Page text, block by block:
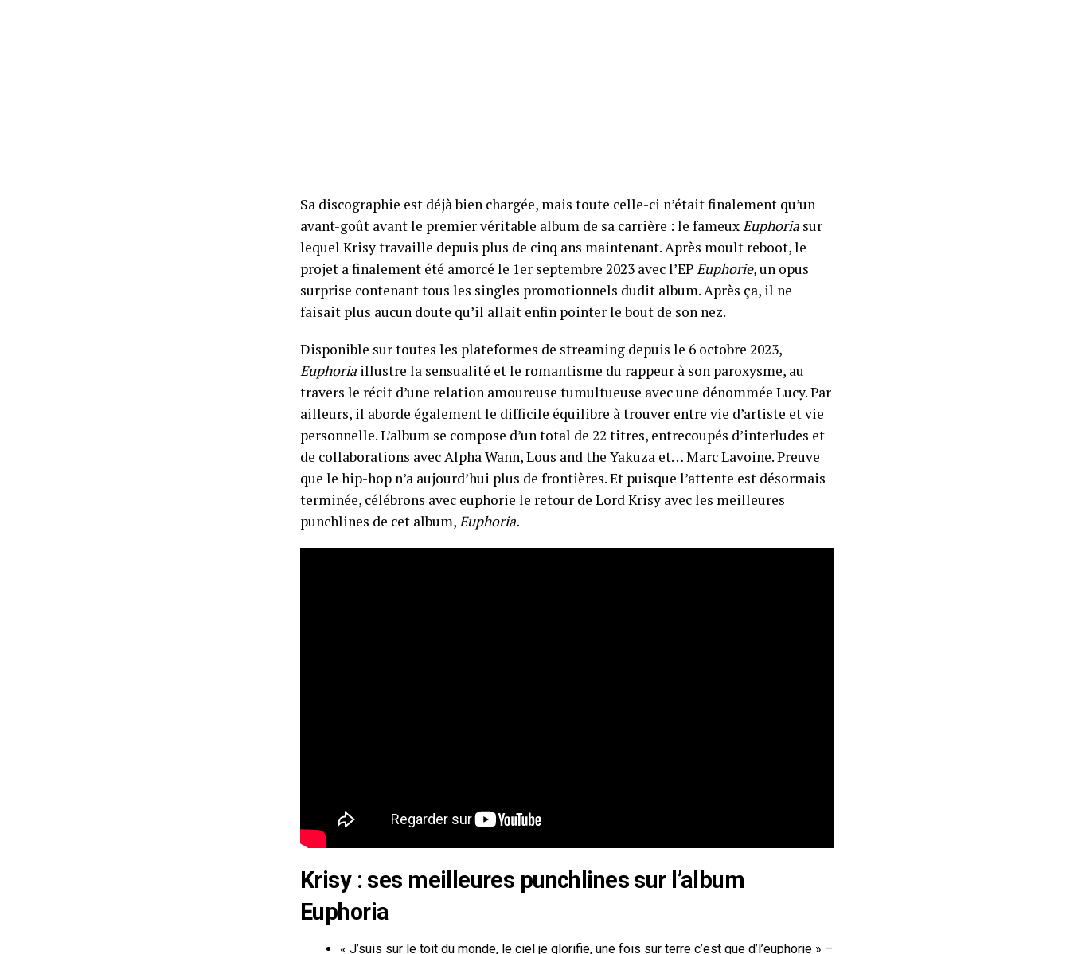
Sa discographie est déjà bien chargée, mais toute celle-ci n’était finalement qu’un
avant-goût avant le premier véritable album de sa carrière : le fameuxEuphoria sur
lequel Krisy travaille depuis plus de cinq ans maintenant. Après moult reboot, le
projet a finalement été amorcé le 1er septembre 2023 avec l’EPEuphorie,un opus
surprise contenant tous les singles promotionnels dudit album. Après ça, il ne
faisait plus aucun doute qu’il allait enfin pointer le bout de son nez.
Disponible sur toutes les plateformes de streaming depuis le 6 octobre 2023,
Euphoria illustre la sensualité et le romantisme du rappeur à son paroxysme, au
travers le récit d’une relation amoureuse tumultueuse avec une dénommée Lucy. Par
ailleurs, il aborde également le difficile équilibre à trouver entre vie d’artiste et vie
personnelle. L’album se compose d’un total de 22 titres, entrecoupés d’interludes et
de collaborations avec Alpha Wann, Lous and the Yakuza et… Marc Lavoine. Preuve
que le hip-hop n’a aujourd’hui plus de frontières. Et puisque l’attente est désormais
terminée, célébrons avec euphorie le retour de Lord Krisy avec les meilleures
punchlines de cet album,Euphoria.
Krisy : ses meilleures punchlines sur l’album
Euphoria
« J’suis sur le toit du monde, le ciel je glorifie, une fois sur terre c’est que d’l’euphorie » –